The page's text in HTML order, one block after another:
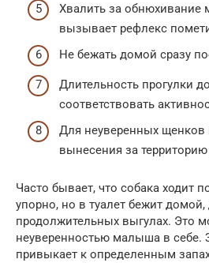
Хвалить за обнюхивание
вызывает рефлекс
Не бежать домой сразу
Длительность прогулки
соответствовать
Для неуверенных щенков
вынесения за
Часто бывает, что собака ходит
упорно, но в туалет бежит
продолжительных выгулах. Это
неуверенностью малыша в себе.
привыкает к определенным